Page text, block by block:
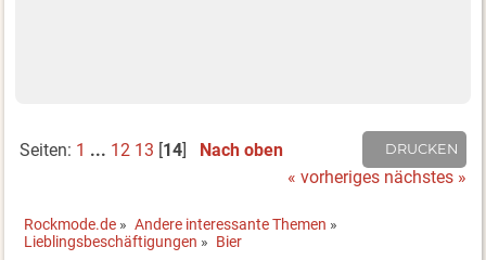
DRUCKEN
Seiten: 1 ... 12 13 [14] Nach oben
« vorheriges nächstes »
Rockmode.de » Andere interessante Themen »
Lieblingsbeschäftigungen » Bier